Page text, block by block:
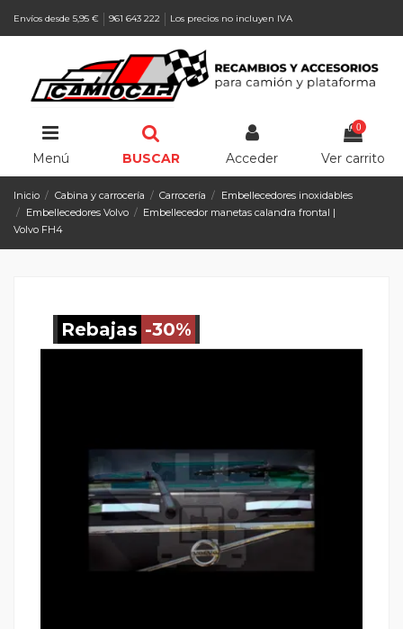
Envíos desde 5,95 € 961 643 222 Los precios no incluyen IVA
Menú BUSCAR Acceder
0
Ver carrito
Inicio Cabina y carrocería Carrocería
Embellecedores inoxidables
Embellecedores Volvo
Embellecedor manetas calandra frontal |
Volvo FH4
Rebajas -30%